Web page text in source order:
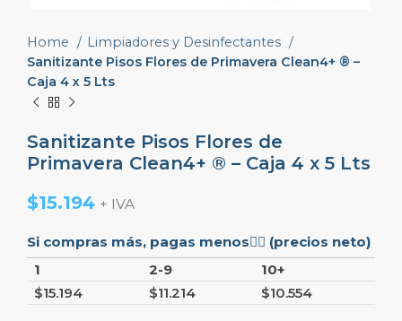
Home
Limpiadores y Desinfectantes
Sanitizante Pisos Flores de Primavera Clean4+ ® –
Caja 4 x 5 Lts
Sanitizante Pisos Flores de
Primavera Clean4+ ® – Caja 4 x 5 Lts
$15.194 + IVA
Si compras más, pagas menos👇🏼 (precios neto)
1
2-9
10+
$15.194 $11.214 $10.554